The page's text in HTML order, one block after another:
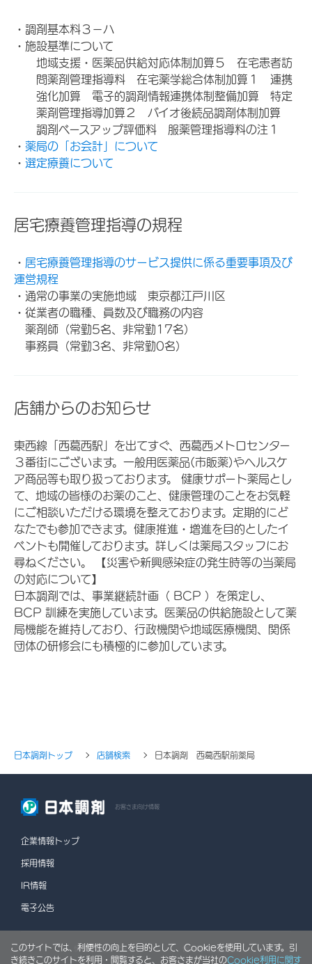
・調剤基本料３－ハ
・施設基準について
地域支援・医薬品供給対応体制加算５ 在宅患者訪
問薬剤管理指導料 在宅薬学総合体制加算１ 連携
強化加算 電子的調剤情報連携体制整備加算 特定
薬剤管理指導加算２ バイオ後続品調剤体制加算
調剤ベースアップ評価料 服薬管理指導料の注１
・ 薬局の「お会計」について
・ 選定療養について
居宅療養管理指導の規程
・ 居宅療養管理指導のサービス提供に係る重要事項及び
運営規程
・通常の事業の実施地域 東京都江戸川区
・従業者の職種、員数及び職務の内容
薬剤師（常勤5名、非常勤17名）
事務員（常勤3名、非常勤0名）
店舗からのお知らせ
東西線「西葛西駅」を出てすぐ、西葛西メトロセンター
３番街にございます。一般用医薬品(市販薬)やヘルスケ
ア商品等も取り扱っております。 健康サポート薬局とし
て、地域の皆様のお薬のこと、健康管理のことをお気軽
にご相談いただける環境を整えております。定期的にど
なたでも参加できます。健康推進・増進を目的としたイ
ベントも開催しております。詳しくは薬局スタッフにお
尋ねください。 【災害や新興感染症の発生時等の当薬局
の対応について】
日本調剤では、事業継続計画（ BCP ）を策定し、
BCP 訓練を実施しています。医薬品の供給施設として薬
局機能を維持しており、行政機関や地域医療機関、関係
団体の研修会にも積極的に参加しています。
日本調剤トップ 店舗検索 日本調剤 西葛西駅前薬局
お客さま向け情報
企業情報トップ
採用情報
IR情報
電子公告
情報セキュリティポリシー 個人情報保護方針
このサイトでは、利便性の向上を目的として、Cookieを使用しています。引
き続きこのサイトを利用・閲覧すると、お客さまが当社のCookie利用に関す